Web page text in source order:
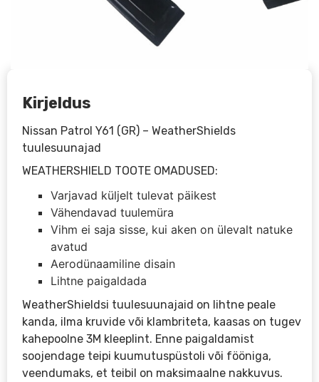
Kirjeldus
Nissan Patrol Y61 (GR) – WeatherShields
tuulesuunajad
WEATHERSHIELD TOOTE OMADUSED:
Varjavad küljelt tulevat päikest
Vähendavad tuulemüra
Vihm ei saja sisse, kui aken on ülevalt natuke
avatud
Aerodünaamiline disain
Lihtne paigaldada
WeatherShieldsi tuulesuunajaid on lihtne peale
kanda, ilma kruvide või klambriteta, kaasas on tugev
kahepoolne 3M kleeplint. Enne paigaldamist
soojendage teipi kuumutuspüstoli või fööniga,
veendumaks, et teibil on maksimaalne nakkuvus.